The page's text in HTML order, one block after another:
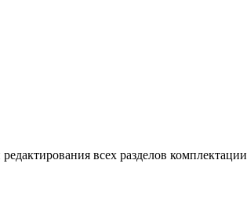
всех разделов комплектации